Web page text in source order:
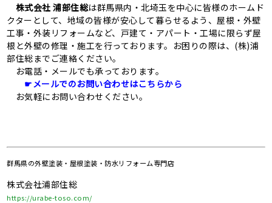
株式会社 浦部住総は群馬県内・北埼玉を中心に皆様のホームド
クターとして、地域の皆様が安心して暮らせるよう、屋根・外壁
工事・外装リフォームなど、戸建て・アパート・工場に限らず屋
根と外壁の修理・施工を行っております。お困りの際は、(株)浦
部住総までご連絡ください。
お電話・ メールでも承っております。
☛メールでのお問い合わせはこちらから
お気軽にお問い合わせください。
群馬県の外壁塗装・屋根塗装・防水リフォーム専門店
株式会社浦部住総
https://urabe-toso.com/